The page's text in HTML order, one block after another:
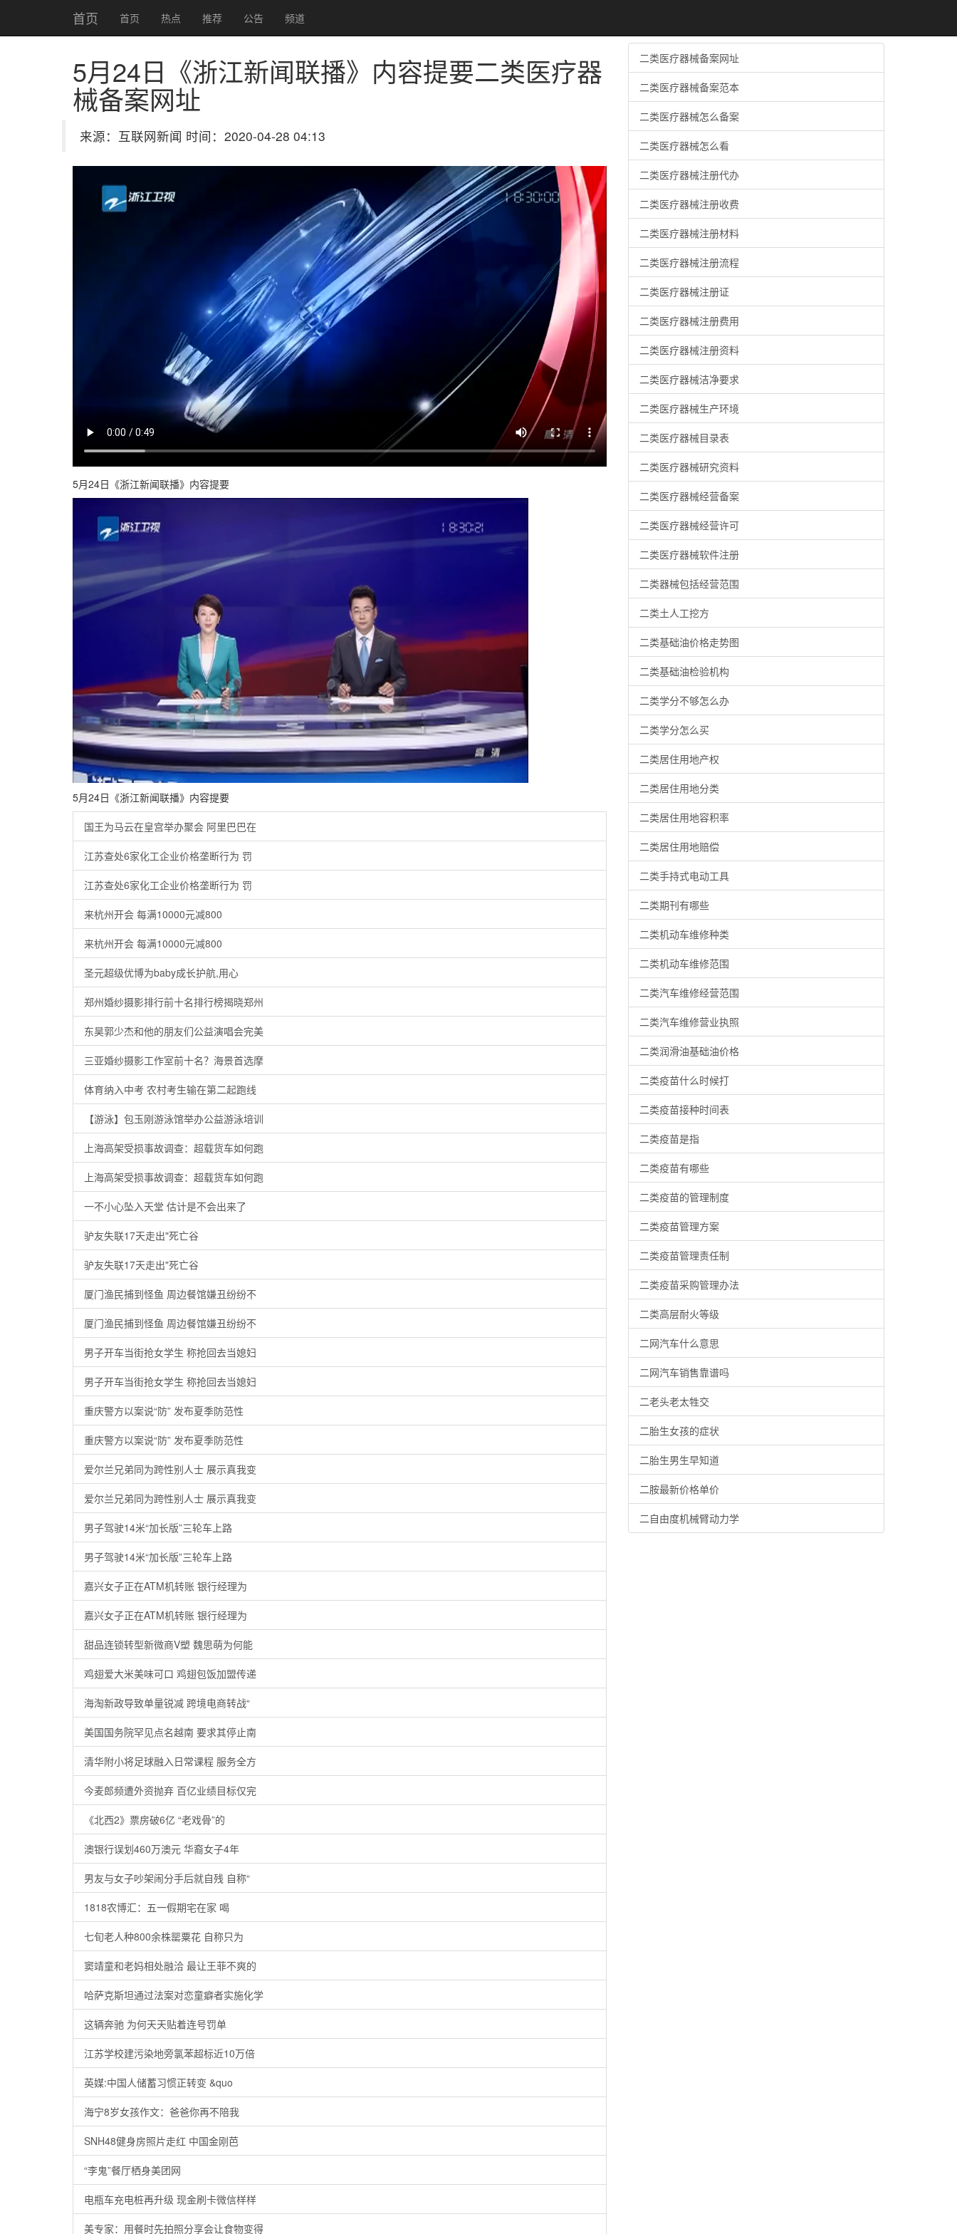
首页 首页 热点 推荐 公告 频道
5月24日《浙江新闻联播》内容提要二类医疗器
械备案网址
来源：互联网新闻 时间：2020-04-28 04:13
5月24日《浙江新闻联播》内容提要
5月24日《浙江新闻联播》内容提要
国王为马云在皇宫举办聚会 阿里巴巴在
江苏查处6家化工企业价格垄断行为 罚
江苏查处6家化工企业价格垄断行为 罚
来杭州开会 每满10000元减800
来杭州开会 每满10000元减800
圣元超级优博为baby成长护航,用心
郑州婚纱摄影排行前十名排行榜揭晓郑州
东昊郭少杰和他的朋友们公益演唱会完美
三亚婚纱摄影工作室前十名？海景首选摩
体育纳入中考 农村考生输在第二起跑线
【游泳】包玉刚游泳馆举办公益游泳培训
上海高架受损事故调查：超载货车如何跑
上海高架受损事故调查：超载货车如何跑
一不小心坠入天堂 估计是不会出来了
驴友失联17天走出"死亡谷
驴友失联17天走出"死亡谷
厦门渔民捕到怪鱼 周边餐馆嫌丑纷纷不
厦门渔民捕到怪鱼 周边餐馆嫌丑纷纷不
男子开车当街抢女学生 称抢回去当媳妇
男子开车当街抢女学生 称抢回去当媳妇
重庆警方以案说“防” 发布夏季防范性
重庆警方以案说“防” 发布夏季防范性
爱尔兰兄弟同为跨性别人士 展示真我变
爱尔兰兄弟同为跨性别人士 展示真我变
男子驾驶14米“加长版”三轮车上路
男子驾驶14米“加长版”三轮车上路
嘉兴女子正在ATM机转账 银行经理为
嘉兴女子正在ATM机转账 银行经理为
甜品连锁转型新微商V塑 魏思萌为何能
鸡翅爱大米美味可口 鸡翅包饭加盟传递
海淘新政导致单量锐减 跨境电商转战“
美国国务院罕见点名越南 要求其停止南
清华附小将足球融入日常课程 服务全方
今麦郎频遭外资抛弃 百亿业绩目标仅完
《北西2》票房破6亿 “老戏骨”的
澳银行误划460万澳元 华裔女子4年
男友与女子吵架闹分手后就自残 自称“
1818农博汇：五一假期宅在家 喝
七旬老人种800余株罂粟花 自称只为
窦靖童和老妈相处融洽 最让王菲不爽的
哈萨克斯坦通过法案对恋童癖者实施化学
这辆奔驰 为何天天贴着连号罚单
江苏学校建污染地旁氯苯超标近10万倍
英媒:中国人储蓄习惯正转变 &quo
海宁8岁女孩作文：爸爸你再不陪我
SNH48健身房照片走红 中国金刚芭
“李鬼”餐厅栖身美团网
电瓶车充电桩再升级 现金刷卡微信样样
美专家：用餐时先拍照分享会让食物变得
二类医疗器械备案网址
二类医疗器械备案范本
二类医疗器械怎么备案
二类医疗器械怎么看
二类医疗器械注册代办
二类医疗器械注册收费
二类医疗器械注册材料
二类医疗器械注册流程
二类医疗器械注册证
二类医疗器械注册费用
二类医疗器械注册资料
二类医疗器械洁净要求
二类医疗器械生产环境
二类医疗器械目录表
二类医疗器械研究资料
二类医疗器械经营备案
二类医疗器械经营许可
二类医疗器械软件注册
二类器械包括经营范围
二类土人工挖方
二类基础油价格走势图
二类基础油检验机构
二类学分不够怎么办
二类学分怎么买
二类居住用地产权
二类居住用地分类
二类居住用地容积率
二类居住用地赔偿
二类手持式电动工具
二类期刊有哪些
二类机动车维修种类
二类机动车维修范围
二类汽车维修经营范围
二类汽车维修营业执照
二类润滑油基础油价格
二类疫苗什么时候打
二类疫苗接种时间表
二类疫苗是指
二类疫苗有哪些
二类疫苗的管理制度
二类疫苗管理方案
二类疫苗管理责任制
二类疫苗采购管理办法
二类高层耐火等级
二网汽车什么意思
二网汽车销售靠谱吗
二老头老太牲交
二胎生女孩的症状
二胎生男生早知道
二胺最新价格单价
二自由度机械臂动力学